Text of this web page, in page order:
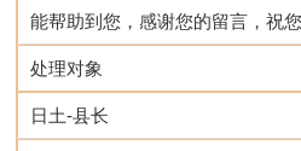
能帮助到您，感谢您的留言，祝
处理对象
日土-县长